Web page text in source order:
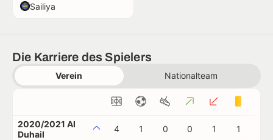
Sailiya
Die Karriere des Spielers
Verein Nationalteam
2020/2021 Al
Duhail
4 1 0 0 1 1